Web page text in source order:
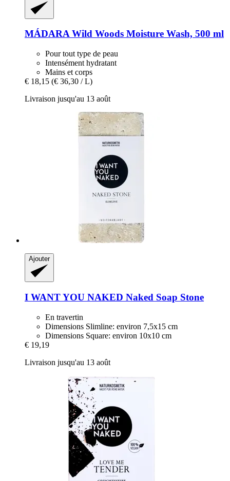
MÁDARAWild Woods Moisture Wash, 500 ml
Pour tout type de peau
Intensément hydratant
Mains et corps
€ 18,15 (€ 36,30 / L)
Livraison jusqu'au 13 août
Ajouter
I WANT YOU NAKED Naked Soap Stone
En travertin
Dimensions Slimline: environ 7,5x15 cm
Dimensions Square: environ 10x10 cm
€ 19,19
Livraison jusqu'au 13 août